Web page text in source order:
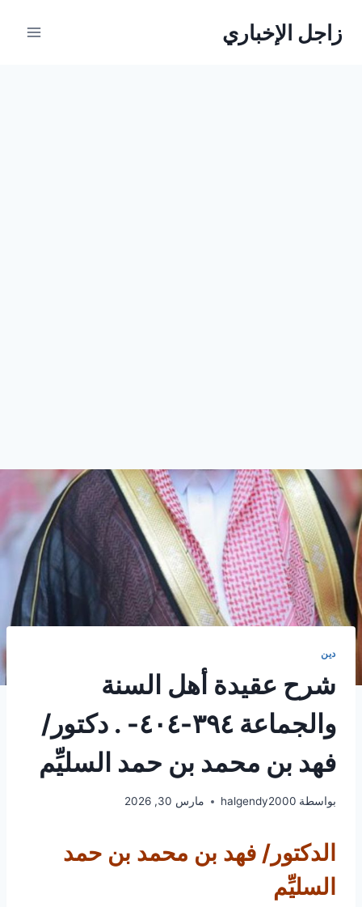
زاجل الإخباري
دين
شرح عقيدة أهل السنة
والجماعة ٣٩٤-٤٠٤- . دكتور/
فهد بن محمد بن حمد السليِّم
بواسطة halgendy2000 مارس 30, 2026
الدكتور/ فهد بن محمد بن حمد
السليِّم